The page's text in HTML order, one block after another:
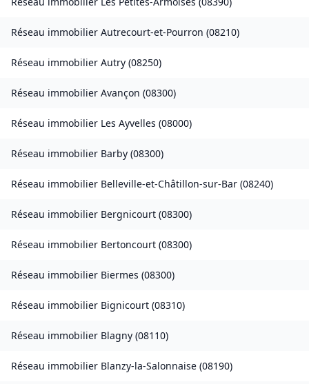
Réseau immobilier Autrecourt-et-Pourron (08210)
Réseau immobilier Autry (08250)
Réseau immobilier Avançon (08300)
Réseau immobilier Les Ayvelles (08000)
Réseau immobilier Barby (08300)
Réseau immobilier Belleville-et-Châtillon-sur-Bar (08240)
Réseau immobilier Bergnicourt (08300)
Réseau immobilier Bertoncourt (08300)
Réseau immobilier Biermes (08300)
Réseau immobilier Bignicourt (08310)
Réseau immobilier Blagny (08110)
Réseau immobilier Blanzy-la-Salonnaise (08190)